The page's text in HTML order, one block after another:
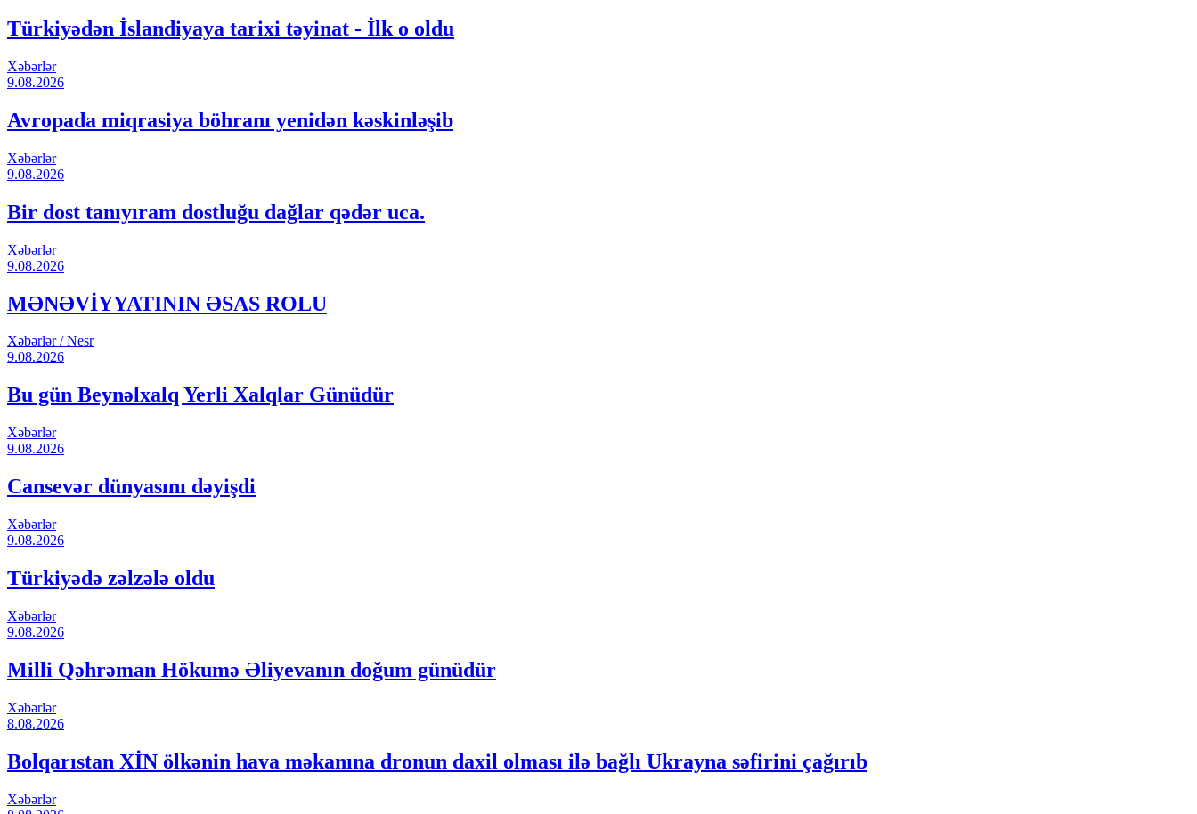
Türkiyədən İslandiyaya tarixi təyinat - İlk o oldu
Xəbərlər
9.08.2026
Avropada miqrasiya böhranı yenidən kəskinləşib
Xəbərlər
9.08.2026
Bir dost tanıyıram dostluğu dağlar qədər uca.
Xəbərlər
9.08.2026
MƏNƏVİYYATININ ƏSAS ROLU
Xəbərlər / Nesr
9.08.2026
Bu gün Beynəlxalq Yerli Xalqlar Günüdür
Xəbərlər
9.08.2026
Cansevər dünyasını dəyişdi
Xəbərlər
9.08.2026
Türkiyədə zəlzələ oldu
Xəbərlər
9.08.2026
Milli Qəhrəman Hökumə Əliyevanın doğum günüdür
Xəbərlər
8.08.2026
Bolqarıstan XİN ölkənin hava məkanına dronun daxil olması ilə bağlı Ukrayna səfirini çağırıb
Xəbərlər